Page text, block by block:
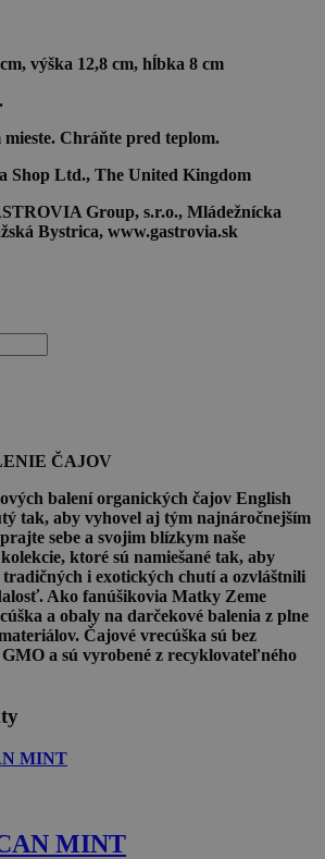
výška 12,8 cm, hĺbka 8 cm
Chráňte pred teplom.
Shop Ltd., The United Kingdom
Group, s.r.o., Mládežnícka
Bystrica, www.gastrovia.sk
ČAJOV
balení organických čajov English
tak, aby vyhovel aj tým najnáročnejším
sebe a svojim blízkym naše
ktoré sú namiešané tak, aby
i exotických chutí a ozvláštnili
Ako fanúšikovia Matky Zeme
a obaly na darčekové balenia z plne
Čajové vrecúška sú bez
a sú vyrobené z recyklovateľného
MINT